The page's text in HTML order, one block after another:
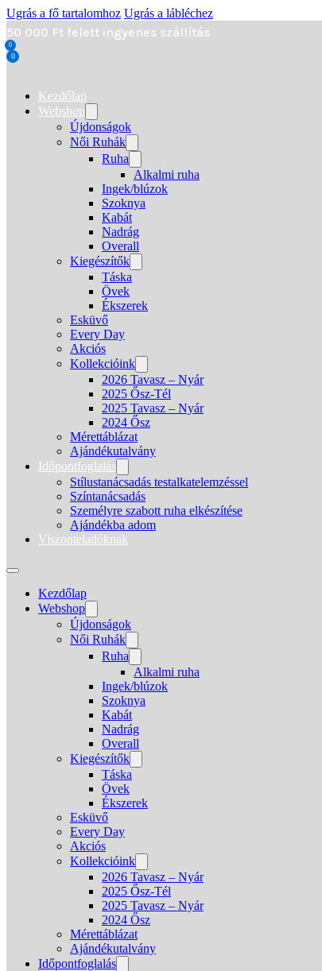
Ugrás a fő tartalomhoz Ugrás a lábléchez
50 000 Ft felett ingyenes szállítás
0
0
Kezdőlap
Webshop
Újdonságok
Női Ruhák
Ruha
Alkalmi ruha
Ingek/blúzok
Szoknya
Kabát
Nadrág
Overall
Kiegészítők
Táska
Övek
Ékszerek
Esküvő
Every Day
Akciós
Kollekcióink
2026 Tavasz – Nyár
2025 Ősz-Tél
2025 Tavasz – Nyár
2024 Ősz
Mérettáblázat
Ajándékutalvány
Időpontfoglalás
Stílustanácsadás testalkatelemzéssel
Színtanácsadás
Személyre szabott ruha elkészítése
Ajándékba adom
Viszonteladóknak
Kezdőlap
Webshop
Újdonságok
Női Ruhák
Ruha
Alkalmi ruha
Ingek/blúzok
Szoknya
Kabát
Nadrág
Overall
Kiegészítők
Táska
Övek
Ékszerek
Esküvő
Every Day
Akciós
Kollekcióink
2026 Tavasz – Nyár
2025 Ősz-Tél
2025 Tavasz – Nyár
2024 Ősz
Mérettáblázat
Ajándékutalvány
Időpontfoglalás